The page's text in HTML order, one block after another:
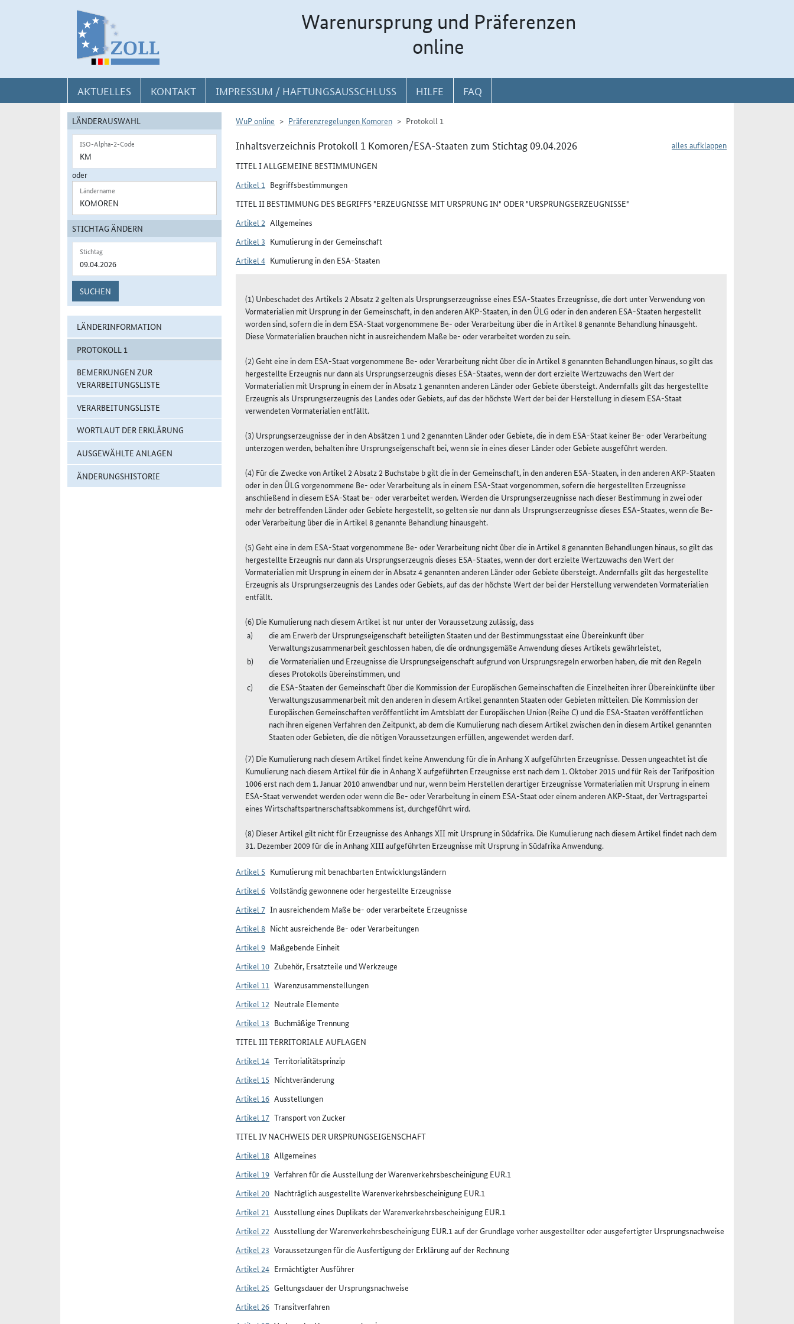
Warenursprung und Präferenzen
online
AKTUELLES KONTAKT IMPRESSUM / HAFTUNGSAUSSCHLUSS HILFE FAQ
LÄNDERAUSWAHL
ISO-Alpha-2-Code
oder
Ländername
STICHTAG ÄNDERN
Stichtag
SUCHEN
LÄNDERINFORMATION
PROTOKOLL 1
BEMERKUNGEN ZUR
VERARBEITUNGSLISTE
VERARBEITUNGSLISTE
WORTLAUT DER ERKLÄRUNG
AUSGEWÄHLTE ANLAGEN
ÄNDERUNGSHISTORIE
WuP online Präferenzregelungen Komoren Protokoll 1
alles aufklappen
Inhaltsverzeichnis Protokoll 1 Komoren/ESA-Staaten zum Stichtag 09.04.2026
TITEL I ALLGEMEINE BESTIMMUNGEN
Artikel 1 Begriffsbestimmungen
TITEL II BESTIMMUNG DES BEGRIFFS "ERZEUGNISSE MIT URSPRUNG IN" ODER "URSPRUNGSERZEUGNISSE"
Artikel 2 Allgemeines
Artikel 3 Kumulierung in der Gemeinschaft
Artikel 4 Kumulierung in den ESA-Staaten
(1) Unbeschadet des Artikels 2 Absatz 2 gelten als Ursprungserzeugnisse eines ESA-Staates Erzeugnisse, die dort unter Verwendung von
Vormaterialien mit Ursprung in der Gemeinschaft, in den anderen AKP-Staaten, in den ÜLG oder in den anderen ESA-Staaten hergestellt
worden sind, sofern die in dem ESA-Staat vorgenommene Be- oder Verarbeitung über die in Artikel 8 genannte Behandlung hinausgeht.
Diese Vormaterialien brauchen nicht in ausreichendem Maße be- oder verarbeitet worden zu sein.
(2) Geht eine in dem ESA-Staat vorgenommene Be- oder Verarbeitung nicht über die in Artikel 8 genannten Behandlungen hinaus, so gilt das
hergestellte Erzeugnis nur dann als Ursprungserzeugnis dieses ESA-Staates, wenn der dort erzielte Wertzuwachs den Wert der
Vormaterialien mit Ursprung in einem der in Absatz 1 genannten anderen Länder oder Gebiete übersteigt. Andernfalls gilt das hergestellte
Erzeugnis als Ursprungserzeugnis des Landes oder Gebiets, auf das der höchste Wert der bei der Herstellung in diesem ESA-Staat
verwendeten Vormaterialien entfällt.
(3) Ursprungserzeugnisse der in den Absätzen 1 und 2 genannten Länder oder Gebiete, die in dem ESA-Staat keiner Be- oder Verarbeitung
unterzogen werden, behalten ihre Ursprungseigenschaft bei, wenn sie in eines dieser Länder oder Gebiete ausgeführt werden.
(4) Für die Zwecke von Artikel 2 Absatz 2 Buchstabe b gilt die in der Gemeinschaft, in den anderen ESA-Staaten, in den anderen AKP-Staaten
oder in den ÜLG vorgenommene Be- oder Verarbeitung als in einem ESA-Staat vorgenommen, sofern die hergestellten Erzeugnisse
anschließend in diesem ESA-Staat be- oder verarbeitet werden. Werden die Ursprungserzeugnisse nach dieser Bestimmung in zwei oder
mehr der betreffenden Länder oder Gebiete hergestellt, so gelten sie nur dann als Ursprungserzeugnisse dieses ESA-Staates, wenn die Be-
oder Verarbeitung über die in Artikel 8 genannte Behandlung hinausgeht.
(5) Geht eine in dem ESA-Staat vorgenommene Be- oder Verarbeitung nicht über die in Artikel 8 genannten Behandlungen hinaus, so gilt das
hergestellte Erzeugnis nur dann als Ursprungserzeugnis dieses ESA-Staates, wenn der dort erzielte Wertzuwachs den Wert der
Vormaterialien mit Ursprung in einem der in Absatz 4 genannten anderen Länder oder Gebiete übersteigt. Andernfalls gilt das hergestellte
Erzeugnis als Ursprungserzeugnis des Landes oder Gebiets, auf das der höchste Wert der bei der Herstellung verwendeten Vormaterialien
entfällt.
(6) Die Kumulierung nach diesem Artikel ist nur unter der Voraussetzung zulässig, dass
die am Erwerb der Ursprungseigenschaft beteiligten Staaten und der Bestimmungsstaat eine Übereinkunft über
Verwaltungszusammenarbeit geschlossen haben, die die ordnungsgemäße Anwendung dieses Artikels gewährleistet,
die Vormaterialien und Erzeugnisse die Ursprungseigenschaft aufgrund von Ursprungsregeln erworben haben, die mit den Regeln
dieses Protokolls übereinstimmen, und
die ESA-Staaten der Gemeinschaft über die Kommission der Europäischen Gemeinschaften die Einzelheiten ihrer Übereinkünfte über
Verwaltungszusammenarbeit mit den anderen in diesem Artikel genannten Staaten oder Gebieten mitteilen. Die Kommission der
Europäischen Gemeinschaften veröffentlicht im Amtsblatt der Europäischen Union (Reihe C) und die ESA-Staaten veröffentlichen
nach ihren eigenen Verfahren den Zeitpunkt, ab dem die Kumulierung nach diesem Artikel zwischen den in diesem Artikel genannten
Staaten oder Gebieten, die die nötigen Voraussetzungen erfüllen, angewendet werden darf.
(7) Die Kumulierung nach diesem Artikel findet keine Anwendung für die in Anhang X aufgeführten Erzeugnisse. Dessen ungeachtet ist die
Kumulierung nach diesem Artikel für die in Anhang X aufgeführten Erzeugnisse erst nach dem 1. Oktober 2015 und für Reis der Tarifposition
1006 erst nach dem 1. Januar 2010 anwendbar und nur, wenn beim Herstellen derartiger Erzeugnisse Vormaterialien mit Ursprung in einem
ESA-Staat verwendet werden oder wenn die Be- oder Verarbeitung in einem ESA-Staat oder einem anderen AKP-Staat, der Vertragspartei
eines Wirtschaftspartnerschaftsabkommens ist, durchgeführt wird.
(8) Dieser Artikel gilt nicht für Erzeugnisse des Anhangs XII mit Ursprung in Südafrika. Die Kumulierung nach diesem Artikel findet nach dem
31. Dezember 2009 für die in Anhang XIII aufgeführten Erzeugnisse mit Ursprung in Südafrika Anwendung.
Artikel 5 Kumulierung mit benachbarten Entwicklungsländern
Artikel 6 Vollständig gewonnene oder hergestellte Erzeugnisse
Artikel 7 In ausreichendem Maße be- oder verarbeitete Erzeugnisse
Artikel 8 Nicht ausreichende Be- oder Verarbeitungen
Artikel 9 Maßgebende Einheit
Artikel 10 Zubehör, Ersatzteile und Werkzeuge
Artikel 11 Warenzusammenstellungen
Artikel 12 Neutrale Elemente
Artikel 13 Buchmäßige Trennung
TITEL III TERRITORIALE AUFLAGEN
Artikel 14 Territorialitätsprinzip
Artikel 15 Nichtveränderung
Artikel 16 Ausstellungen
Artikel 17 Transport von Zucker
TITEL IV NACHWEIS DER URSPRUNGSEIGENSCHAFT
Artikel 18 Allgemeines
Artikel 19 Verfahren für die Ausstellung der Warenverkehrsbescheinigung EUR.1
Artikel 20 Nachträglich ausgestellte Warenverkehrsbescheinigung EUR.1
Artikel 21 Ausstellung eines Duplikats der Warenverkehrsbescheinigung EUR.1
Artikel 22 Ausstellung der Warenverkehrsbescheinigung EUR.1 auf der Grundlage vorher ausgestellter oder ausgefertigter Ursprungsnachweise
Artikel 23 Voraussetzungen für die Ausfertigung der Erklärung auf der Rechnung
Artikel 24 Ermächtigter Ausführer
Artikel 25 Geltungsdauer der Ursprungsnachweise
Artikel 26 Transitverfahren